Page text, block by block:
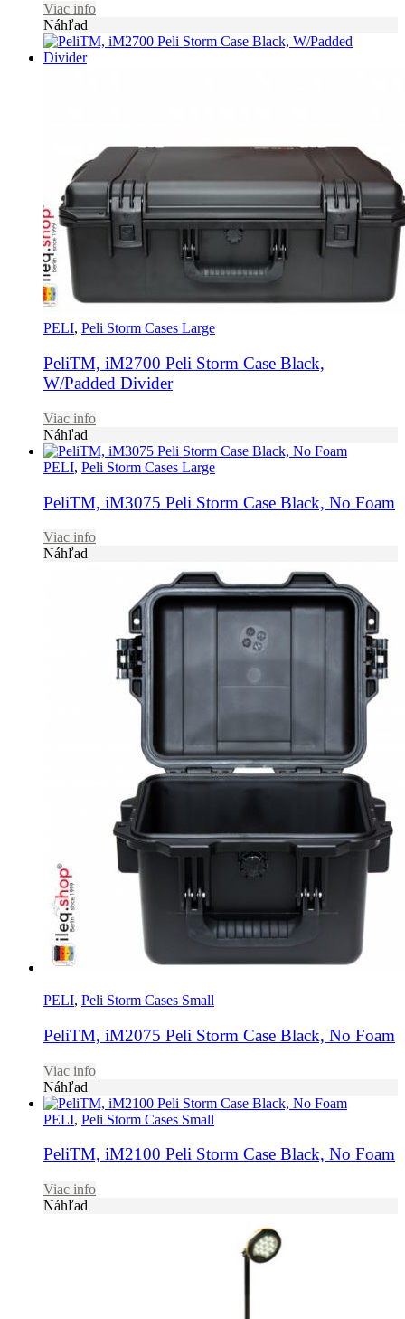
Viac info
Náhľad
PELI, Peli Storm Cases Large
PeliTM, iM2700 Peli Storm Case Black,
W/Padded Divider
Viac info
Náhľad
PELI, Peli Storm Cases Large
PeliTM, iM3075 Peli Storm Case Black, No Foam
Viac info
Náhľad
PELI, Peli Storm Cases Small
PeliTM, iM2075 Peli Storm Case Black, No Foam
Viac info
Náhľad
PELI, Peli Storm Cases Small
PeliTM, iM2100 Peli Storm Case Black, No Foam
Viac info
Náhľad